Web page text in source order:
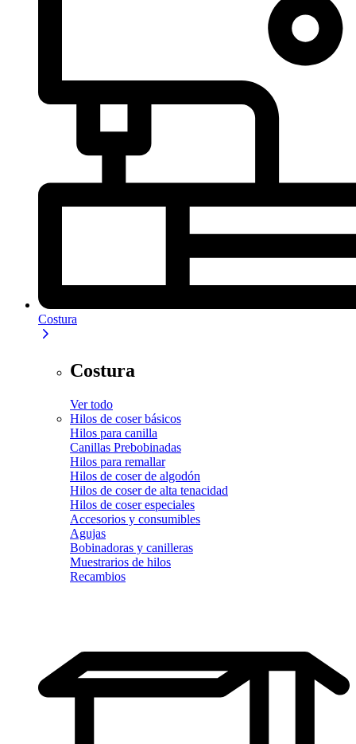
Costura
Costura
Ver todo
Hilos de coser básicos
Hilos para canilla
Canillas Prebobinadas
Hilos para remallar
Hilos de coser de algodón
Hilos de coser de alta tenacidad
Hilos de coser especiales
Accesorios y consumibles
Agujas
Bobinadoras y canilleras
Muestrarios de hilos
Recambios